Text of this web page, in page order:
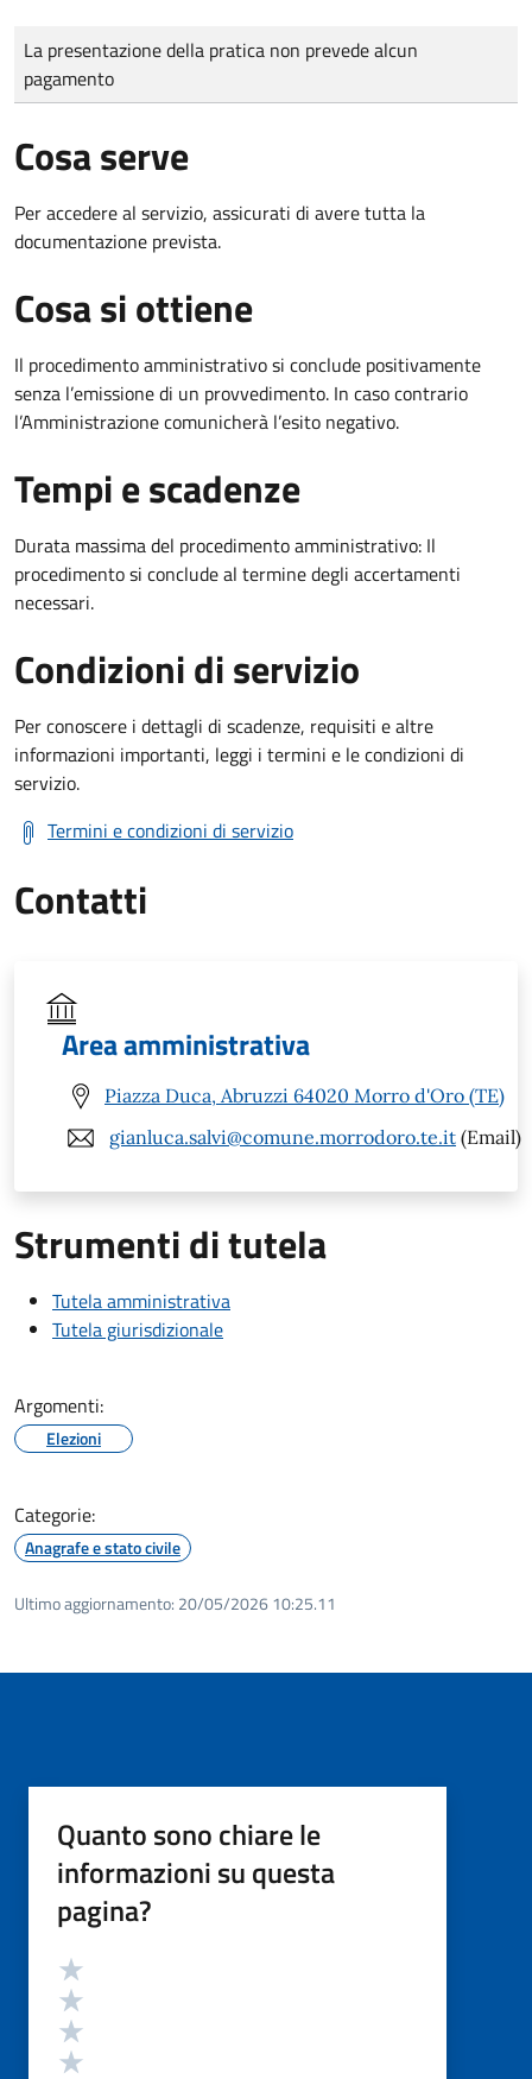
Tipo di pagamento
Importo
La presentazione della pratica non prevede alcun
pagamento
Cosa serve
Per accedere al servizio, assicurati di avere tutta la
documentazione prevista.
Cosa si ottiene
Il procedimento amministrativo si conclude positivamente
senza l’emissione di un provvedimento. In caso contrario
l’Amministrazione comunicherà l’esito negativo.
Tempi e scadenze
Durata massima del procedimento amministrativo: Il
procedimento si conclude al termine degli accertamenti
necessari.
Condizioni di servizio
Per conoscere i dettagli di scadenze, requisiti e altre
informazioni importanti, leggi i termini e le condizioni di
servizio.
Termini e condizioni di servizio
Contatti
Area amministrativa
Piazza Duca, Abruzzi 64020 Morro d'Oro (TE)
gianluca.salvi@comune.morrodoro.te.it (Email)
Strumenti di tutela
Tutela amministrativa
Tutela giurisdizionale
Argomenti:
Elezioni
Categorie:
Anagrafe e stato civile
Ultimo aggiornamento: 20/05/2026 10:25.11
Quanto sono chiare le
informazioni su questa
pagina?
Valutazione